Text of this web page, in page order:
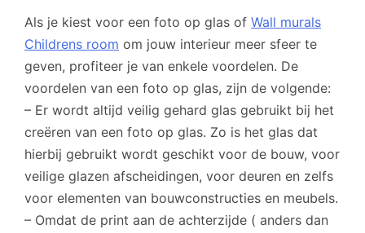
Als je kiest voor een foto op glas of Wall murals
Childrens room om jouw interieur meer sfeer te
geven, profiteer je van enkele voordelen. De
voordelen van een foto op glas, zijn de volgende:
– Er wordt altijd veilig gehard glas gebruikt bij het
creëren van een foto op glas. Zo is het glas dat
hierbij gebruikt wordt geschikt voor de bouw, voor
veilige glazen afscheidingen, voor deuren en zelfs
voor elementen van bouwconstructies en meubels.
– Omdat de print aan de achterzijde ( anders dan